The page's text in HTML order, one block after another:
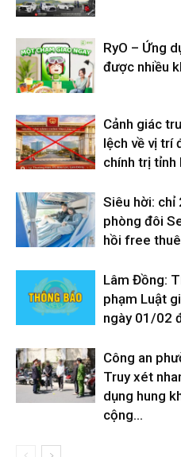
RyO – Ứng
được nhiều
Cảnh giác
lệch về vị trí
chính trị tỉnh
Siêu hời:
phòng đôi
hồi free
Lâm Đồng:
phạm Luật
ngày 01/02
Công an
Truy xét
dụng hung
cộng...